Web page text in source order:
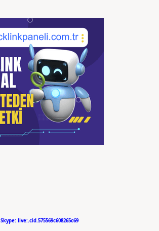
Skype: live:.cid.575569c608265c69